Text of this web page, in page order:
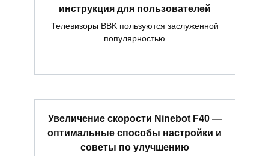
инструкция для пользователей
Телевизоры BBK пользуются заслуженной
популярностью
Увеличение скорости Ninebot F40 —
оптимальные способы настройки и
советы по улучшению